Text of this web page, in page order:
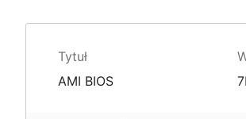
Tytuł
AMI BIOS